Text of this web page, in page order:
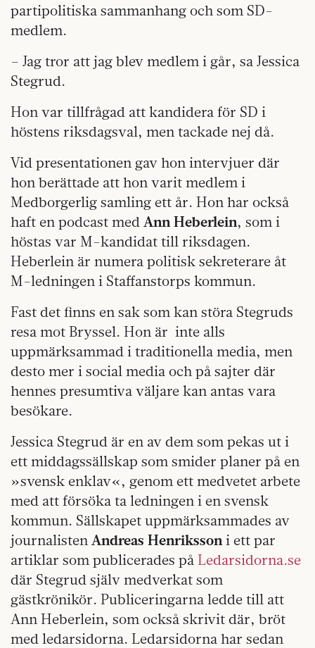
partipolitiska sammanhang och som SD-
medlem.
– Jag tror att jag blev medlem i går, sa Jessica
Stegrud.
Hon var tillfrågad att kandidera för SD i
höstens riksdagsval, men tackade nej då.
Vid presentationen gav hon intervjuer där
hon berättade att hon varit medlem i
Medborgerlig samling ett år. Hon har också
haft en podcast med Ann Heberlein, som i
höstas var M-kandidat till riksdagen.
Heberlein är numera politisk sekreterare åt
M-ledningen i Staffanstorps kommun.
Fast det finns en sak som kan störa Stegruds
resa mot Bryssel. Hon är inte alls
uppmärksammad i traditionella media, men
desto mer i social media och på sajter där
hennes presumtiva väljare kan antas vara
besökare.
Jessica Stegrud är en av dem som pekas ut i
ett middagssällskap som smider planer på en
»svensk enklav«, genom ett medvetet arbete
med att försöka ta ledningen i en svensk
kommun. Sällskapet uppmärksammades av
journalisten Andreas Henriksson i ett par
artiklar som publicerades på Ledarsidorna.se
där Stegrud själv medverkat som
gästkrönikör. Publiceringarna ledde till att
Ann Heberlein, som också skrivit där, bröt
med ledarsidorna. Ledarsidorna har sedan